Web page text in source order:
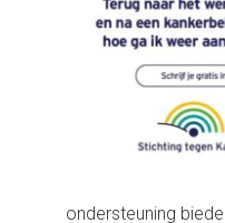
ondersteuning